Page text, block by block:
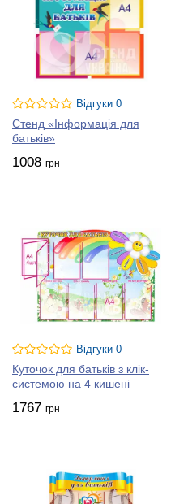
Відгуки 0
Стенд «Інформація для
батьків»
1008 грн
Відгуки 0
Куточок для батьків з клік-
системою на 4 кишені
1767 грн